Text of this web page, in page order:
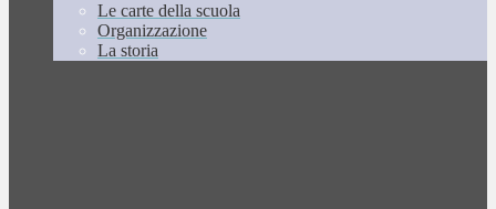
Le carte della scuola
Organizzazione
La storia